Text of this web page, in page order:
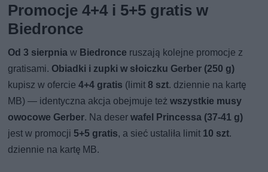
Promocje 4+4 i 5+5 gratis w
Biedronce
Od 3 sierpnia w Biedronce ruszają kolejne promocje z
gratisami. Obiadki i zupki w słoiczku Gerber (250 g)
kupisz w ofercie4+4 gratis (limit8 szt. dziennie na kartę
MB) — identyczna akcja obejmuje teżwszystkie musy
owocowe Gerber. Na deserwafel Princessa (37-41 g)
jest w promocji 5+5 gratis, a sieć ustaliła limit 10 szt.
dziennie na kartę MB.